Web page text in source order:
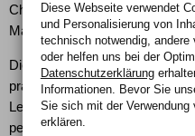
Chemnitz und nach Genf am
Markteinführung des Bodykit
Die ersten Reaktionen von
präsentierten Prototypen
Leonhardt ist der Bentley
persönlichen Denk- und
Diese Webseite verwendet
und Personalisierung von
technisch notwendig,
oder helfen uns bei der
Datenschutzerklärung
Informationen. Bevor Sie
Sie sich mit der
erklären.